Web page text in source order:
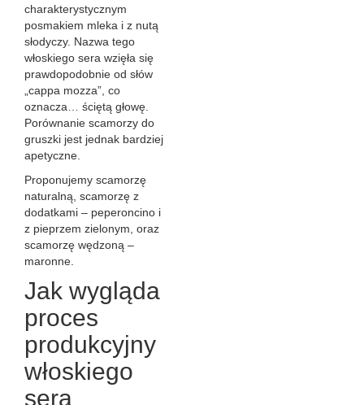
charakterystycznym
posmakiem mleka i z nutą
słodyczy. Nazwa tego
włoskiego sera wzięła się
prawdopodobnie od słów
„cappa mozza”, co
oznacza… ściętą głowę.
Porównanie scamorzy do
gruszki jest jednak bardziej
apetyczne.
Proponujemy scamorzę
naturalną, scamorzę z
dodatkami – peperoncino i
z pieprzem zielonym, oraz
scamorzę wędzoną –
maronne.
Jak wygląda
proces
produkcyjny
włoskiego
sera